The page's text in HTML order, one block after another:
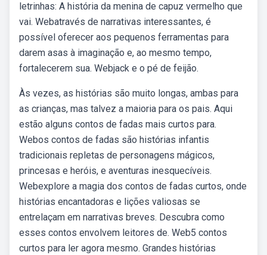
letrinhas: A história da menina de capuz vermelho que
vai. Webatravés de narrativas interessantes, é
possível oferecer aos pequenos ferramentas para
darem asas à imaginação e, ao mesmo tempo,
fortalecerem sua. Webjack e o pé de feijão.
Às vezes, as histórias são muito longas, ambas para
as crianças, mas talvez a maioria para os pais. Aqui
estão alguns contos de fadas mais curtos para.
Webos contos de fadas são histórias infantis
tradicionais repletas de personagens mágicos,
princesas e heróis, e aventuras inesquecíveis.
Webexplore a magia dos contos de fadas curtos, onde
histórias encantadoras e lições valiosas se
entrelaçam em narrativas breves. Descubra como
esses contos envolvem leitores de. Web5 contos
curtos para ler agora mesmo. Grandes histórias